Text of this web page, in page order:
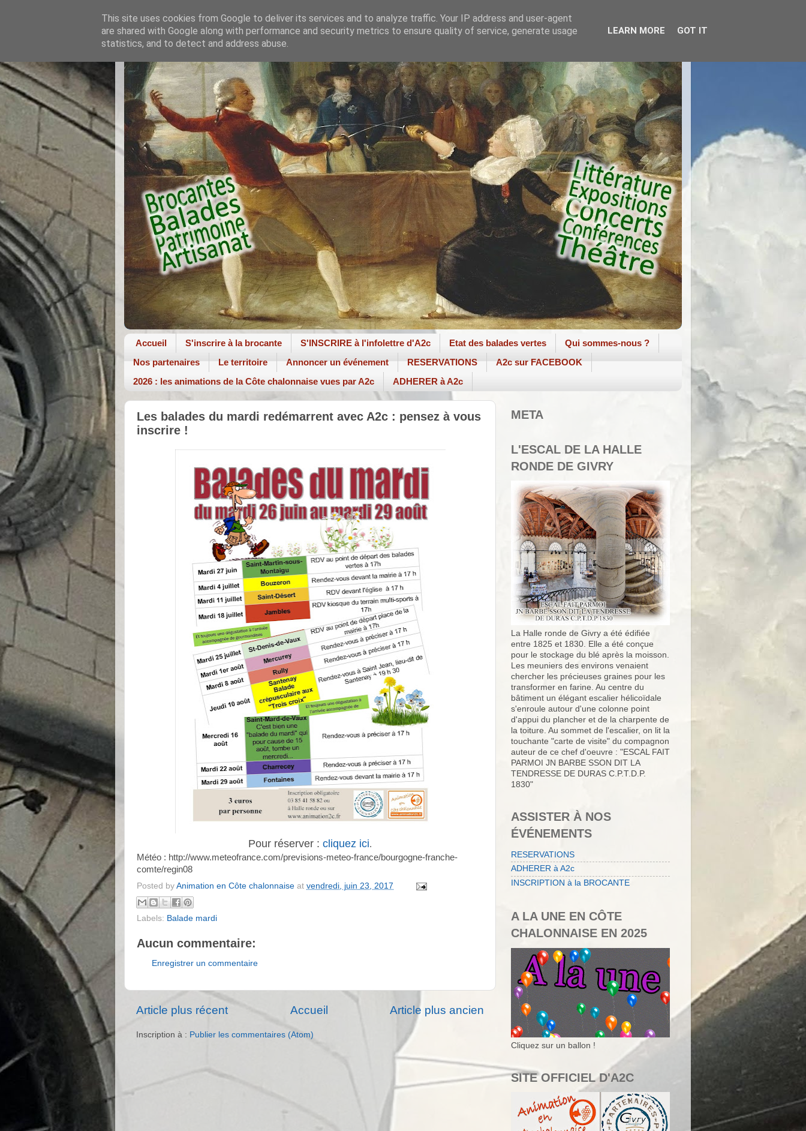
Accueil S'inscrire à la brocante S'INSCRIRE à l'infolettre d'A2c Etat des balades vertes
Qui sommes-nous ?
Nos partenaires
Le territoire Annoncer un événement RESERVATIONS
A2c sur FACEBOOK
2026 : les animations de la Côte chalonnaise vues par A2c
ADHERER à A2c
Les balades du mardi redémarrent avec A2c : pensez à vous
inscrire !
Pour réserver : cliquez ici.
Météo : http://www.meteofrance.com/previsions-meteo-france/bourgogne-franche-
comte/regin08
Posted by Animation en Côte chalonnaise at vendredi, juin 23, 2017
Labels: Balade mardi
Aucun commentaire:
Enregistrer un commentaire
Article plus récent Article plus ancien
Accueil
Inscription à : Publier les commentaires (Atom)
META
L'ESCAL DE LA HALLE
RONDE DE GIVRY
La Halle ronde de Givry a été édifiée
entre 1825 et 1830. Elle a été conçue
pour le stockage du blé après la moisson.
Les meuniers des environs venaient
chercher les précieuses graines pour les
transformer en farine. Au centre du
bâtiment un élégant escalier hélicoïdale
s'enroule autour d'une colonne point
d'appui du plancher et de la charpente de
la toiture. Au sommet de l'escalier, on lit la
touchante "carte de visite" du compagnon
auteur de ce chef d'oeuvre : "ESCAL FAIT
PARMOI JN BARBE SSON DIT LA
TENDRESSE DE DURAS C.P.T.D.P.
1830"
ASSISTER À NOS
ÉVÉNEMENTS
RESERVATIONS
ADHERER à A2c
INSCRIPTION à la BROCANTE
A LA UNE EN CÔTE
CHALONNAISE EN 2025
Cliquez sur un ballon !
SITE OFFICIEL D'A2C
This site uses cookies from Google to deliver its services and to analyze traffic. Your IP address and user-agent
are shared with Google along with performance and security metrics to ensure quality of service, generate usage
statistics, and to detect and address abuse.
LEARN MORE GOT IT